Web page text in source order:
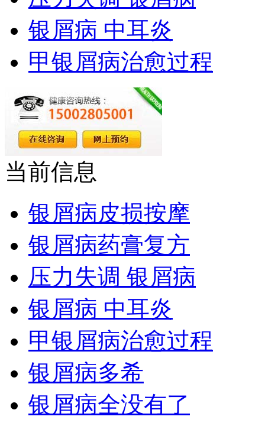
银屑病 中耳炎
甲银屑病治愈过程
当前信息
银屑病皮损按摩
银屑病药膏复方
压力失调 银屑病
银屑病 中耳炎
甲银屑病治愈过程
银屑病多希
银屑病全没有了